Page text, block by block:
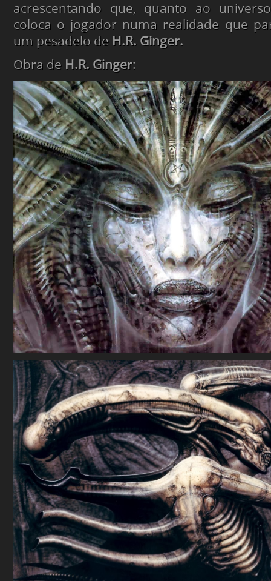
acrescentando que, quanto ao
coloca o jogador numa realidade que
um pesadelo de H.R. Ginger.
Obra de H.R. Ginger: